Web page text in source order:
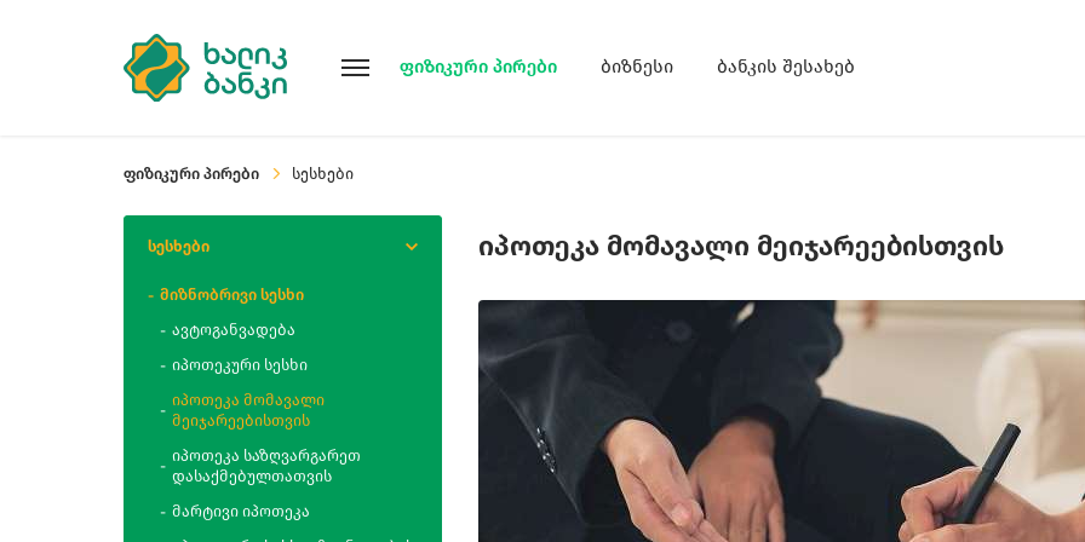
ფიზიკური პირები ბიზნესი ბანკის შესახებ
ფიზიკური პირები სესხები
სესხები
მიზნობრივი სესხი
ავტოგანვადება
იპოთეკური სესხი
იპოთეკა მომავალი
მეიჯარეებისთვის
იპოთეკა საზღვარგარეთ
დასაქმებულთათვის
მარტივი იპოთეკა
იპოთეკა მომავალი მეიჯარეებისთვის